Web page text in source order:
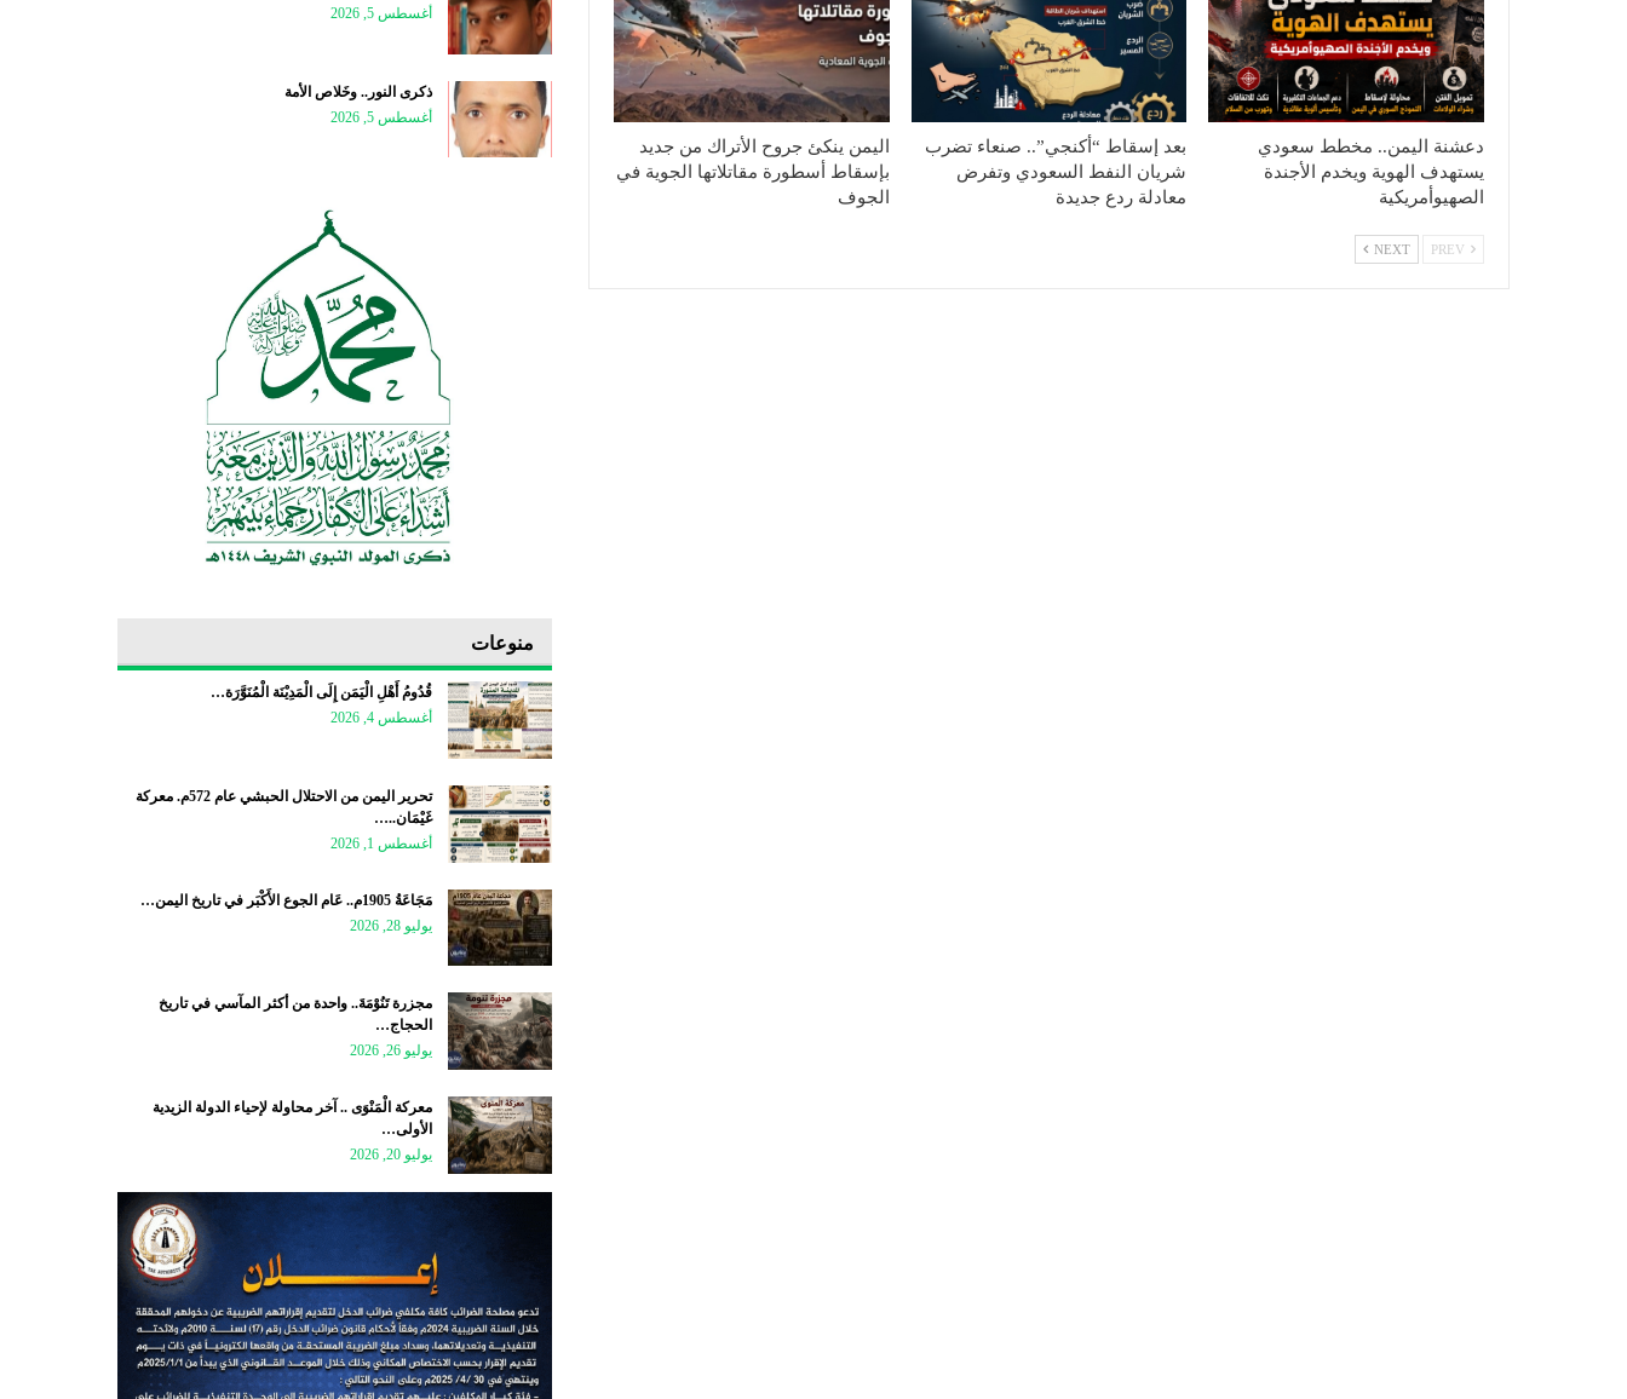
دعشنة اليمن.. مخطط سعودي
يستهدف الهوية ويخدم الأجندة
الصهيوأمريكية
بعد إسقاط “أكنجي”.. صنعاء تضرب
شريان النفط السعودي وتفرض
معادلة ردع جديدة
اليمن ينكئ جروح الأتراك من جديد
بإسقاط أسطورة مقاتلاتها الجوية في
الجوف
NEXT
أغسطس 5, 2026
ذكرى النور.. وخَلاص الأمة
أغسطس 5, 2026
منوعات
قُدُومُ أَهْلِ الْيَمَن إِلَى الْمَدِيْنَة الْمُنَوَّرَة…
أغسطس 4, 2026
تحرير اليمن من الاحتلال الحبشي عام 572م. معركة
غَيْمَان..…
أغسطس 1, 2026
مَجَاعَةُ 1905م.. عَام الجوع الأَكْبَر في تاريخ اليمن…
يوليو 28, 2026
مجزرة تَنُوْمَةَ.. واحدة من أكثر المآسي في تاريخ
الحجاج…
يوليو 26, 2026
معركة الْمَنْوَى .. آخر محاولة لإحياء الدولة الزيدية
الأولى…
يوليو 20, 2026